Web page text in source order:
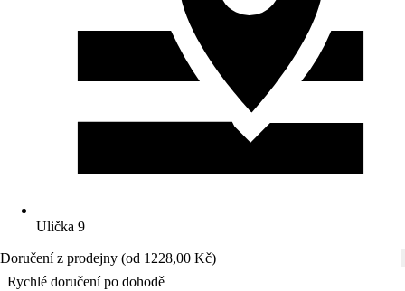
Ulička 9
Doručení z prodejny (od 1228,00 Kč)
Rychlé doručení po dohodě